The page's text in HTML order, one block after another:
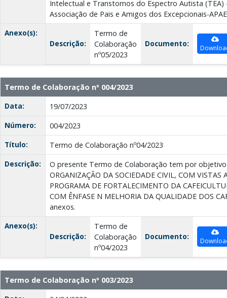
Intelectual e Transtornos do Espectro Autista (TEA)
Associação de Pais e Amigos dos Excepcionais-
Anexo(s):
Descrição:
Termo de
Colaboração
nº05/2023
Documento:
Termo de Colaboração nº 004/2023
Data:
19/07/2023
Número:
004/2023
Título:
Termo de Colaboração nº04/2023
Descrição:
O presente Termo de Colaboração tem por objetivo
ORGANIZAÇÃO DA SOCIEDADE CIVIL, COM VISTAS
PROGRAMA DE FORTALECIMENTO DA
COM ÊNFASE N MELHORIA DA QUALIDADE DOS
anexos.
Anexo(s):
Descrição:
Termo de
Colaboração
nº04/2023
Documento:
Termo de Colaboração nº 003/2023